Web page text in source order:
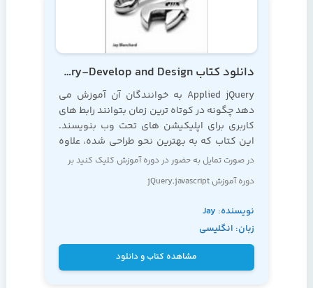
دانلود کتاب Applied jQuery-Develop and Design
Applied jQuery به خوانندگان آن آموزش می
دهد چگونه در کوتاه ترین زمان بتوانند رابط های
کاربری برای اپلیکیشن های تحت وب بنویسند.
این کتاب که به بهترین نحو طراحی شده، علاوه
در صورت تمایل به حضور در دوره آموزش کلیک کنید بر
آموزش jQuery,javascript
نویسنده: Jay
Blanchard
زبان: انگلیسی
مشاهده کتاب و دانلود